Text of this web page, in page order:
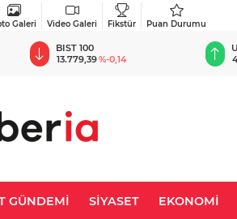
Galeri Video Galeri Fikstür Puan Durumu
USD
47,6787%0,18
GÜNDEMİ SİYASET EKONOMİ